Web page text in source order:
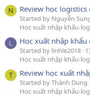
N Review học
Started by Nguyễn
Học xuất nhập khẩu-
L Học xuất nhập
Started by linhle2018
Học xuất nhập khẩu-
T Review học xuất
Started by Thành Dung
Học xuất nhập khẩu-